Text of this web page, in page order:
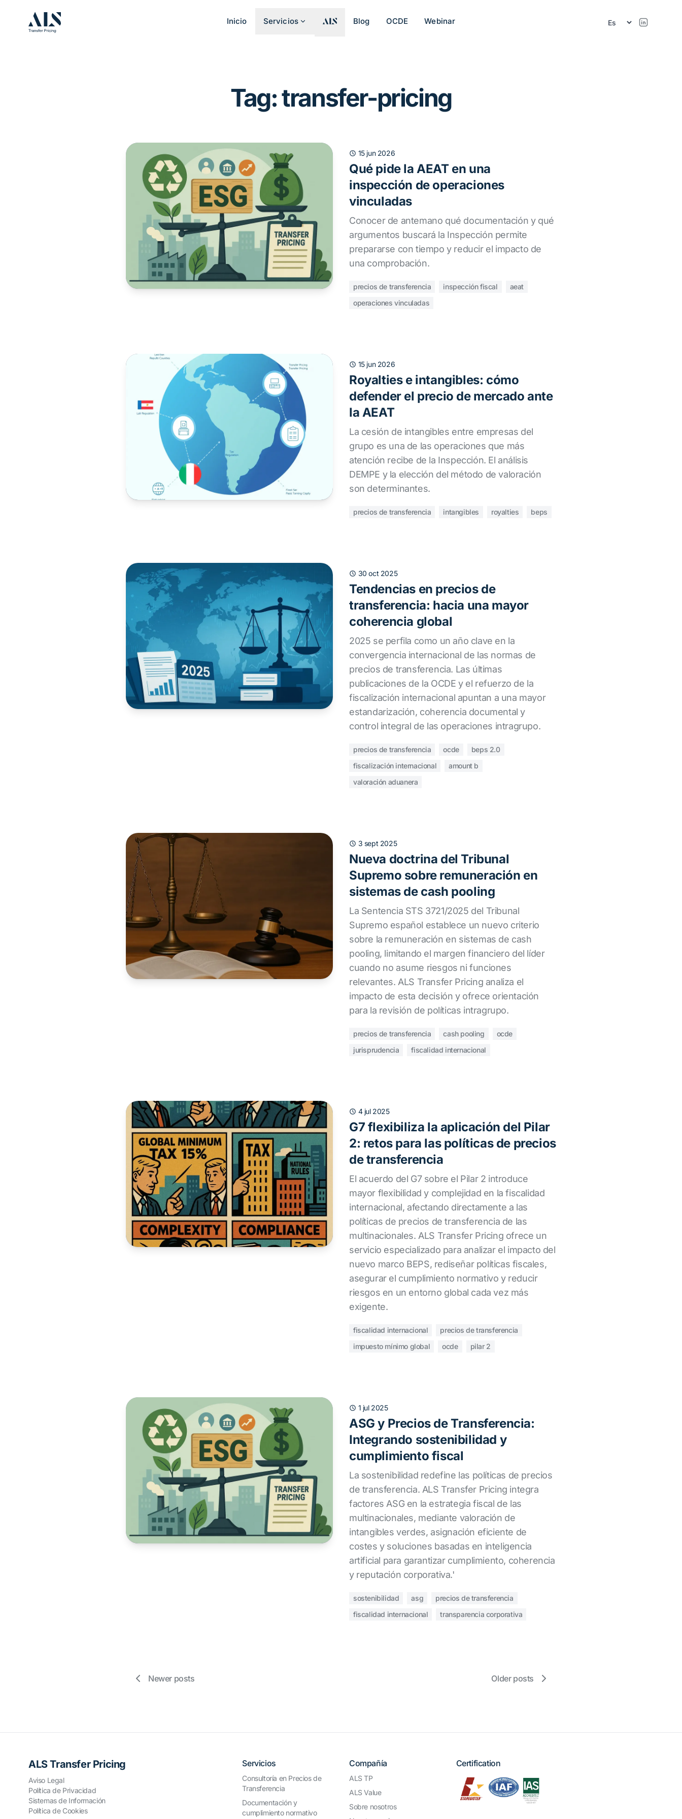
Inicio Servicios Blog OCDE Webinar
Tag: transfer-pricing
15 jun 2026
Qué pide la AEAT en una
inspección de operaciones
vinculadas
Conocer de antemano qué documentación y qué
argumentos buscará la Inspección permite
prepararse con tiempo y reducir el impacto de
una comprobación.
precios de transferencia inspección fiscal
aeat
operaciones vinculadas
15 jun 2026
Royalties e intangibles: cómo
defender el precio de mercado ante
la AEAT
La cesión de intangibles entre empresas del
grupo es una de las operaciones que más
atención recibe de la Inspección. El análisis
DEMPE y la elección del método de valoración
son determinantes.
precios de transferencia intangibles royalties beps
30 oct 2025
Tendencias en precios de
transferencia: hacia una mayor
coherencia global
2025 se perfila como un año clave en la
convergencia internacional de las normas de
precios de transferencia. Las últimas
publicaciones de la OCDE y el refuerzo de la
fiscalización internacional apuntan a una mayor
estandarización, coherencia documental y
control integral de las operaciones intragrupo.
precios de transferencia ocde
beps 2.0
fiscalización internacional
amount b
valoración aduanera
3 sept 2025
Nueva doctrina del Tribunal
Supremo sobre remuneración en
sistemas de cash pooling
La Sentencia STS 3721/2025 del Tribunal
Supremo español establece un nuevo criterio
sobre la remuneración en sistemas de cash
pooling, limitando el margen financiero del líder
cuando no asume riesgos ni funciones
relevantes. ALS Transfer Pricing analiza el
impacto de esta decisión y ofrece orientación
para la revisión de políticas intragrupo.
precios de transferencia cash pooling
ocde
jurisprudencia
fiscalidad internacional
4 jul 2025
G7 flexibiliza la aplicación del Pilar
2: retos para las políticas de precios
de transferencia
El acuerdo del G7 sobre el Pilar 2 introduce
mayor flexibilidad y complejidad en la fiscalidad
internacional, afectando directamente a las
políticas de precios de transferencia de las
multinacionales. ALS Transfer Pricing ofrece un
servicio especializado para analizar el impacto del
nuevo marco BEPS, rediseñar políticas fiscales,
asegurar el cumplimiento normativo y reducir
riesgos en un entorno global cada vez más
exigente.
fiscalidad internacional
precios de transferencia
impuesto mínimo global
ocde pilar 2
1 jul 2025
ASG y Precios de Transferencia:
Integrando sostenibilidad y
cumplimiento fiscal
La sostenibilidad redefine las políticas de precios
de transferencia. ALS Transfer Pricing integra
factores ASG en la estrategia fiscal de las
multinacionales, mediante valoración de
intangibles verdes, asignación eficiente de
costes y soluciones basadas en inteligencia
artificial para garantizar cumplimiento, coherencia
y reputación corporativa.'
sostenibilidad asg
precios de transferencia
fiscalidad internacional
transparencia corporativa
Newer posts Older posts
ALS Transfer Pricing
Aviso Legal
Política de Privacidad
Sistemas de Información
Política de Cookies
Servicios
Consultoría en Precios de
Transferencia
Documentación y
cumplimiento normativo
Compañía
ALS TP
ALS Value
Sobre nosotros
Certification